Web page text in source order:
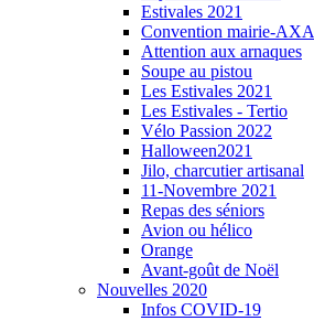
Estivales 2021
Convention mairie-AXA
Attention aux arnaques
Soupe au pistou
Les Estivales 2021
Les Estivales - Tertio
Vélo Passion 2022
Halloween2021
Jilo, charcutier artisanal
11-Novembre 2021
Repas des séniors
Avion ou hélico
Orange
Avant-goût de Noël
Nouvelles 2020
Infos COVID-19